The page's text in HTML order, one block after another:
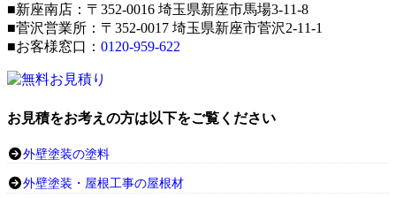
■新座南店：〒352-0016 埼玉県新座市馬場3-11-8
■菅沢営業所：〒352-0017 埼玉県新座市菅沢2-11-1
■お客様窓口： 0120-959-622
お見積をお考えの方は以下をご覧ください
外壁塗装の塗料
外壁塗装・屋根工事の屋根材